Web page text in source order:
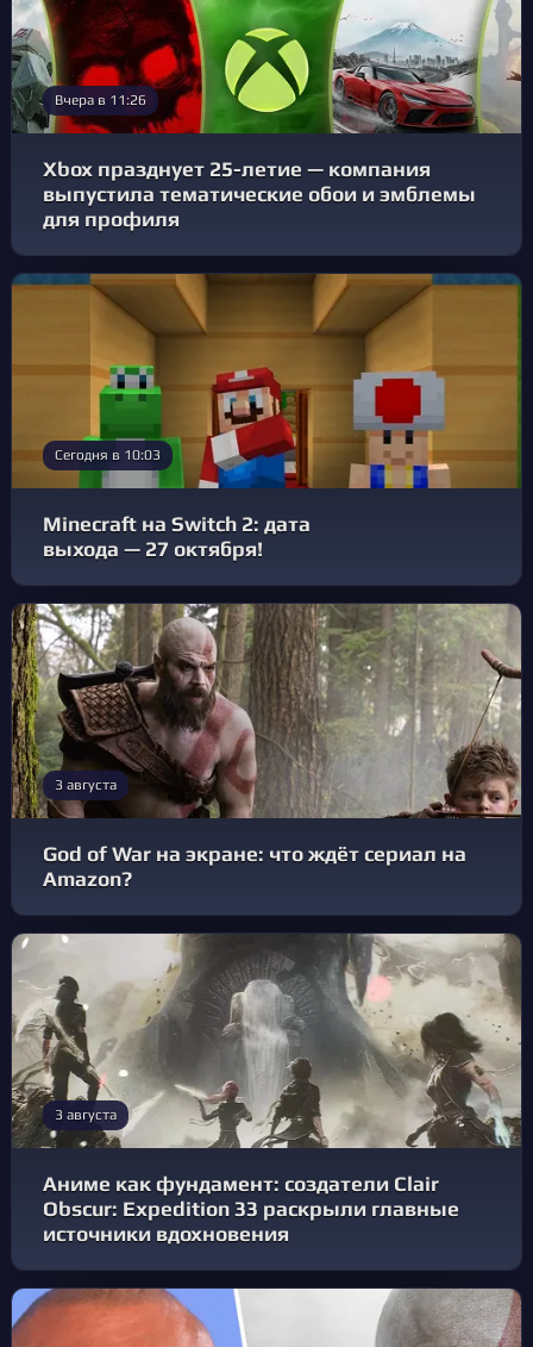
Вчера в 11:26
Xbox празднует 25-летие — компания
выпустила тематические обои и эмблемы
для профиля
Сегодня в 10:03
Minecraft на Switch 2: дата
выхода — 27 октября!
3 августа
God of War на экране: что ждёт сериал на
Amazon?
3 августа
Аниме как фундамент: создатели Clair
Obscur: Expedition 33 раскрыли главные
источники вдохновения